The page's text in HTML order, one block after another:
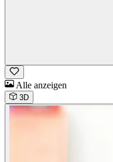
Alle anzeigen
3D